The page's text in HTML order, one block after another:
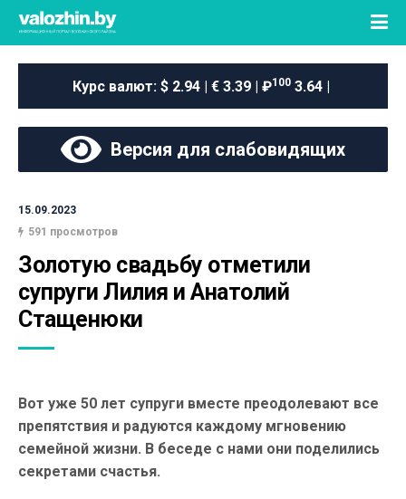
Курс валют: $ 2.94 | € 3.39 | ₽100 3.64 |
Версия для слабовидящих
15.09.2023
591 просмотров
Золотую свадьбу отметили
супруги Лилия и Анатолий
Стащенюки
Вот уже 50 лет супруги вместе преодолевают все
препятствия и радуются каждому мгновению
семейной жизни. В беседе с нами они поделились
секретами счастья.